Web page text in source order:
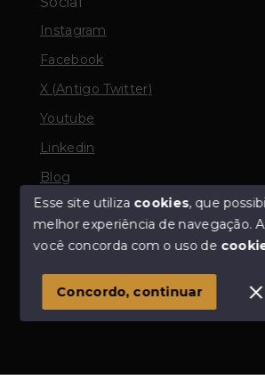
Olá! Estamos disponíveis
Instagram
Facebook
X (Antigo Twitter)
Youtube
Linkedin
Blog
© Copyright 2026 - Odair Corretor de
SITE PARA IMOBILIARIA
Esse site utiliza cookies, que
melhor experiência de navegação.
você concorda com o uso de
Concordo, continuar